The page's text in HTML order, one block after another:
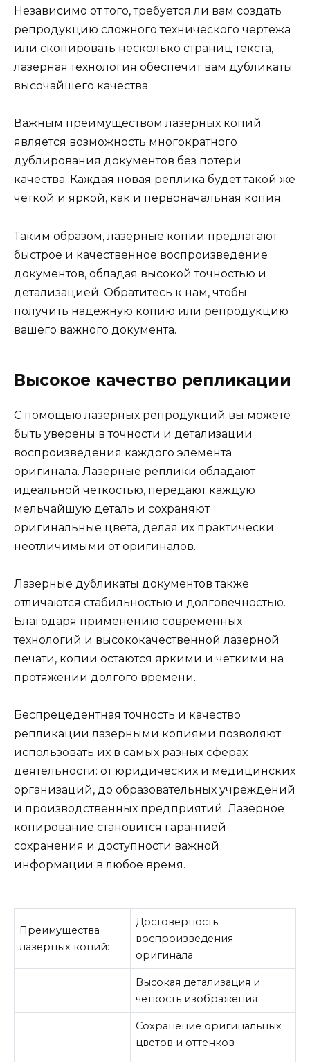
Независимо от того, требуется ли вам создать
репродукцию сложного технического чертежа
или скопировать несколько страниц текста,
лазерная технология обеспечит вам дубликаты
высочайшего качества.
Важным преимуществом лазерных копий
является возможность многократного
дублирования документов без потери
качества. Каждая новая реплика будет такой же
четкой и яркой, как и первоначальная копия.
Таким образом, лазерные копии предлагают
быстрое и качественное воспроизведение
документов, обладая высокой точностью и
детализацией. Обратитесь к нам, чтобы
получить надежную копию или репродукцию
вашего важного документа.
Высокое качество репликации
С помощью лазерных репродукций вы можете
быть уверены в точности и детализации
воспроизведения каждого элемента
оригинала. Лазерные реплики обладают
идеальной четкостью, передают каждую
мельчайшую деталь и сохраняют
оригинальные цвета, делая их практически
неотличимыми от оригиналов.
Лазерные дубликаты документов также
отличаются стабильностью и долговечностью.
Благодаря применению современных
технологий и высококачественной лазерной
печати, копии остаются яркими и четкими на
протяжении долгого времени.
Беспрецедентная точность и качество
репликации лазерными копиями позволяют
использовать их в самых разных сферах
деятельности: от юридических и медицинских
организаций, до образовательных учреждений
и производственных предприятий. Лазерное
копирование становится гарантией
сохранения и доступности важной
информации в любое время.
Преимущества
лазерных копий:
Достоверность
воспроизведения
оригинала
Высокая детализация и
четкость изображения
Сохранение оригинальных
цветов и оттенков